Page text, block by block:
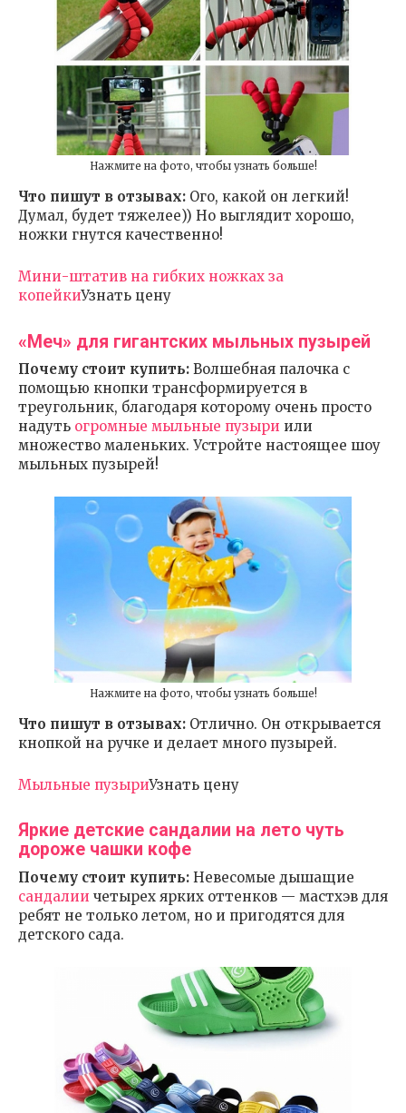
Нажмите на фото, чтобы узнать больше!
Что пишут в отзывах: Ого, какой он легкий!
Думал, будет тяжелее)) Но выглядит хорошо,
ножки гнутся качественно!
Мини-штатив на гибких ножках за
копейкиУзнать цену
«Меч» для гигантских мыльных пузырей
Почему стоит купить: Волшебная палочка с
помощью кнопки трансформируется в
треугольник, благодаря которому очень просто
надуть огромные мыльные пузыри или
множество маленьких. Устройте настоящее шоу
мыльных пузырей!
Нажмите на фото, чтобы узнать больше!
Что пишут в отзывах: Отлично. Он открывается
кнопкой на ручке и делает много пузырей.
Мыльные пузыриУзнать цену
Яркие детские сандалии на лето чуть
дороже чашки кофе
Почему стоит купить: Невесомые дышащие
сандалии четырех ярких оттенков — мастхэв для
ребят не только летом, но и пригодятся для
детского сада.